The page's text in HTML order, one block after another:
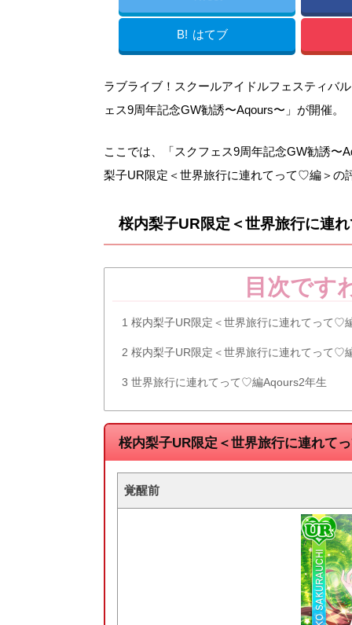
B! はてブ
ラブライブ！スクールアイドルフェスティバ
ェス9周年記念GW勧誘〜Aqours〜」が開催。
ここでは、「スクフェス9周年記念GW勧誘〜
梨子UR限定＜世界旅行に連れてって♡編＞の
桜内梨子UR限定＜世界旅行に連
目次です
1 桜内梨子UR限定＜世界旅行に連れてって♡
2 桜内梨子UR限定＜世界旅行に連れてって♡
3 世界旅行に連れてって♡編Aqours2年生
桜内梨子UR限定＜世界旅行に連れて
覚醒前